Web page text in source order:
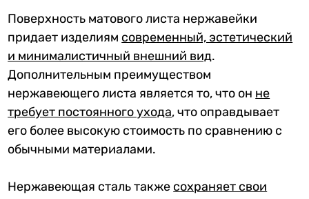
Поверхность матового листа нержавейки
придает изделиям современный, эстетический
и минималистичный внешний вид.
Дополнительным преимуществом
нержавеющего листа является то, что он не
требует постоянного ухода, что оправдывает
его более высокую стоимость по сравнению с
обычными материалами.
Нержавеющая сталь также сохраняет свои